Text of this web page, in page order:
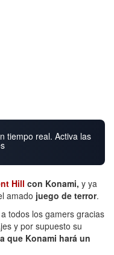
tiempo real. Activa las
Hill con Konami, y ya
amado juego de terror.
todos los gamers gracias
y por supuesto su
que Konami hará un